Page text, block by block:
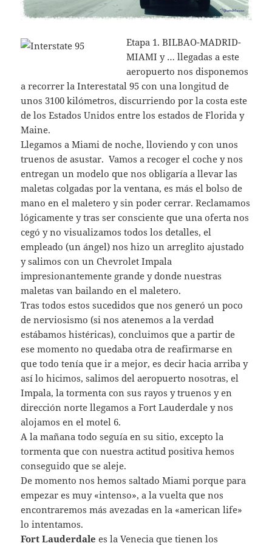
Etapa 1. BILBAO-MADRID-
MIAMI y … llegadas a este
aeropuerto nos disponemos
a recorrer la Interestatal 95 con una longitud de
unos 3100 kilómetros, discurriendo por la costa este
de los Estados Unidos entre los estados de Florida y
Maine.
Llegamos a Miami de noche, lloviendo y con unos
truenos de asustar. Vamos a recoger el coche y nos
entregan un modelo que nos obligaría a llevar las
maletas colgadas por la ventana, es más el bolso de
mano en el maletero y sin poder cerrar. Reclamamos
lógicamente y tras ser consciente que una oferta nos
cegó y no visualizamos todos los detalles, el
empleado (un ángel) nos hizo un arreglito ajustado
y salimos con un Chevrolet Impala
impresionantemente grande y donde nuestras
maletas van bailando en el maletero.
Tras todos estos sucedidos que nos generó un poco
de nerviosismo (si nos atenemos a la verdad
estábamos histéricas), concluimos que a partir de
ese momento no quedaba otra de reafirmarse en
que todo tenía que ir a mejor, es decir hacia arriba y
así lo hicimos, salimos del aeropuerto nosotras, el
Impala, la tormenta con sus rayos y truenos y en
dirección norte llegamos a Fort Lauderdale y nos
alojamos en el motel 6.
A la mañana todo seguía en su sitio, excepto la
tormenta que con nuestra actitud positiva hemos
conseguido que se aleje.
De momento nos hemos saltado Miami porque para
empezar es muy «intenso», a la vuelta que nos
encontraremos más avezadas en la «american life»
lo intentamos.
Fort Lauderdale es la Venecia que tienen los